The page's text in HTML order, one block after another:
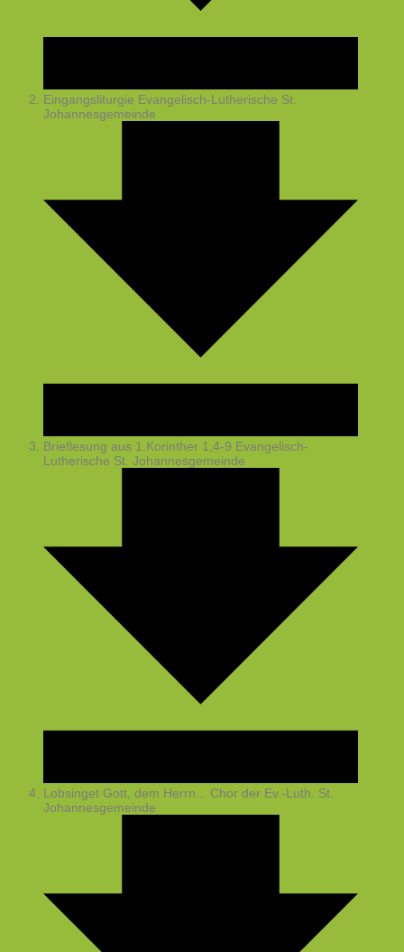
Eingangsliturgie Evangelisch-Lutherische St.
Johannesgemeinde
Brieflesung aus 1.Korinther 1,4-9 Evangelisch-
Lutherische St. Johannesgemeinde
Lobsinget Gott, dem Herrn...
Chor der Ev.-Luth. St.
Johannesgemeinde